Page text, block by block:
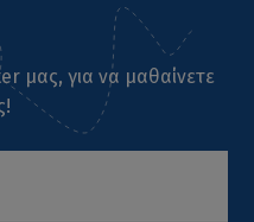
μας, για να μαθαίνετε